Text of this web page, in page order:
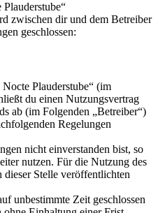
zwischen dir und dem Betreiber
geschlossen:
Plauderstube“ (im
du einen Nutzungsvertrag
ab (im Folgenden „Betreiber“)
Regelungen
nicht einverstanden bist, so
nutzen. Für die Nutzung des
Stelle veröffentlichten
unbestimmte Zeit geschlossen